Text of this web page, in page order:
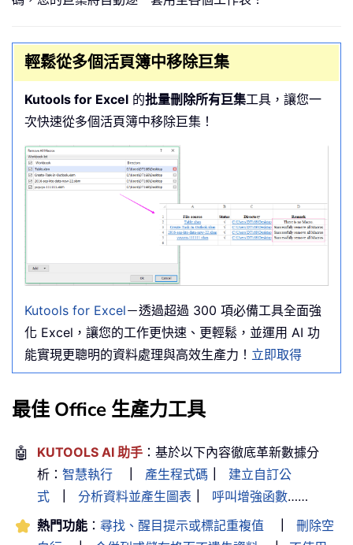
輕鬆從多個活頁簿中移除巨集
Kutools for Excel 的批量刪除所有巨集工具，讓您一
次快速從多個活頁簿中移除巨集！
Kutools for Excel－透過超過 300 項必備工具全面強
化 Excel，讓您的工作更快速、更輕鬆，並運用 AI 功
能實現更聰明的資料處理與高效生產力！ 立即取得
最佳 Office 生產力工具
🤖 KUTOOLS AI 助手 ：基於以下內容徹底革新數據分
析： 智慧執行 產生程式碼
建立自訂公
式
分析資料並產生圖表 呼叫增強函數……
熱門功能 ： 尋找、醒目提示或標記重複值
刪除空